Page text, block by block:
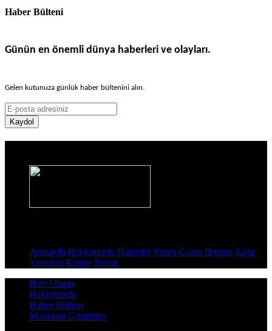
Haber Bülteni
Günün en önemli dünya haberleri ve olayları.
Gelen kutunuza günlük haber bültenini alın.
Kaydol
Anasayfa Hakkımızda Haberler Video Galeri İletişim Köşe
Yazarları Künye İlanlar
Bize Ulaşın
Hakkımızda
Haber Bülteni
Masaüstü Görünüm